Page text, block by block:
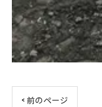
< 前のページ